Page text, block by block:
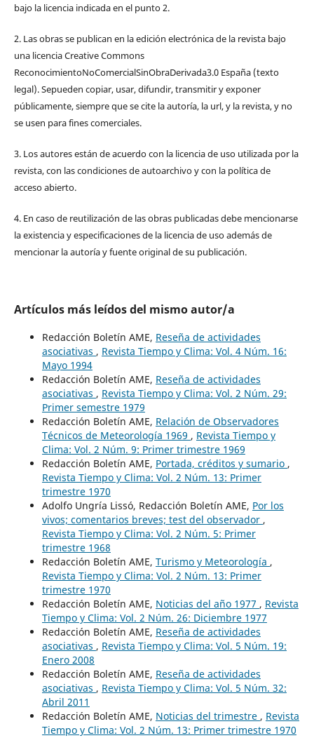
bajo la licencia indicada en el punto 2.
2. Las obras se publican en la edición electrónica de la revista bajo
una licencia Creative Commons
ReconocimientoNoComercialSinObraDerivada3.0 España (texto
legal). Sepueden copiar, usar, difundir, transmitir y exponer
públicamente, siempre que se cite la autoría, la url, y la revista, y no
se usen para fines comerciales.
3. Los autores están de acuerdo con la licencia de uso utilizada por la
revista, con las condiciones de autoarchivo y con la política de
acceso abierto.
4. En caso de reutilización de las obras publicadas debe mencionarse
la existencia y especificaciones de la licencia de uso además de
mencionar la autoría y fuente original de su publicación.
Artículos más leídos del mismo autor/a
Redacción Boletín AME, Reseña de actividades
asociativas , Revista Tiempo y Clima: Vol. 4 Núm. 16:
Mayo 1994
Redacción Boletín AME, Reseña de actividades
asociativas , Revista Tiempo y Clima: Vol. 2 Núm. 29:
Primer semestre 1979
Redacción Boletín AME, Relación de Observadores
Técnicos de Meteorología 1969 , Revista Tiempo y
Clima: Vol. 2 Núm. 9: Primer trimestre 1969
Redacción Boletín AME, Portada, créditos y sumario ,
Revista Tiempo y Clima: Vol. 2 Núm. 13: Primer
trimestre 1970
Adolfo Ungría Lissó, Redacción Boletín AME, Por los
vivos; comentarios breves; test del observador ,
Revista Tiempo y Clima: Vol. 2 Núm. 5: Primer
trimestre 1968
Redacción Boletín AME, Turismo y Meteorología ,
Revista Tiempo y Clima: Vol. 2 Núm. 13: Primer
trimestre 1970
Redacción Boletín AME, Noticias del año 1977 , Revista
Tiempo y Clima: Vol. 2 Núm. 26: Diciembre 1977
Redacción Boletín AME, Reseña de actividades
asociativas , Revista Tiempo y Clima: Vol. 5 Núm. 19:
Enero 2008
Redacción Boletín AME, Reseña de actividades
asociativas , Revista Tiempo y Clima: Vol. 5 Núm. 32:
Abril 2011
Redacción Boletín AME, Noticias del trimestre , Revista
Tiempo y Clima: Vol. 2 Núm. 13: Primer trimestre 1970